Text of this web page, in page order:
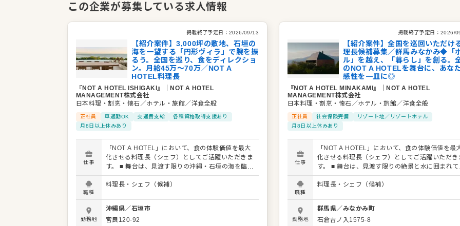
プライベートディナーなど、その日の気分で食のスタイルを選択できます。
り豊かに彩る滞在を提供しています。
企業情報
ホテル・旅館
代表者
代表取締役CEO 林 亮治
事業所
東京都中央区晴海四丁目７番４号
この企業が募集している求人情報
掲載終了予定日： 2026/09/13
【紹介案件】3,000坪の敷地、石垣の
海を一望する「円形ヴィラ」で腕を振
るう。全国を巡り、食をディレクショ
ン。月給45万〜70万／NOT A
HOTEL料理長
『NOT A HOTEL ISHIGAKI』 ｜NOT A HOTEL
MANAGEMENT株式会社
日本料理・割烹・懐石／ホテル・旅館／洋食全般
正社員 車通勤OK 交通費支給
各種資格取得支援あり
月8日以上休みあり
仕事
「NOT A HOTEL」において、食の体験価値を最大
化させる料理長（シェフ）としてご活躍いただきま
す。 ■ 舞台は、見渡す限りの沖縄・石垣の海を臨む
ヴィラ 『NOT A HOTEL ISHIGAKI』は、新石垣空
港から車で約11分。沖縄県石垣島の南東の海沿いエ
慢。 客室は4ベッドルームのみ。水平線まで一望で
きるリビング・ダイニングでお料理をご提供してい
職種
料理長・シェフ（候補）
勤務地
沖縄県／石垣市
宮良120-92
掲載終了予定日： 2026/
【紹介案件】全国を巡回いただけ
理長候補募集／群馬みなかみ◆「
ル」を越え、「暮らし」を創る。
のNOT A HOTELを舞台に、あな
感性を一皿に◎
『NOT A HOTEL MINAKAMI』 ｜NOT A HOTEL
MANAGEMENT株式会社
日本料理・割烹・懐石／ホテル・旅館／洋食全般
正社員 社会保険完備
リゾート地／リゾートホテル
月8日以上休みあり
仕事
「NOT A HOTEL」において、食の体験価値を最
化させる料理長（シェフ）としてご活躍いただき
す。 ■ 舞台は、見渡す限りの絶景と水に囲まれて過
ごす山頂のヴィラ 『NOT A HOTEL MINAKAMI』
は、群馬・みなかみの山頂に、“湯治”の名を冠した
ています。ホテルには視覚と味覚で味わう薪火料
レストランがあります。滞在中は宿泊専用ラウン
職種
料理長・シェフ（候補）
勤務地
群馬県／みなかみ町
石倉吉ノ入1575-8